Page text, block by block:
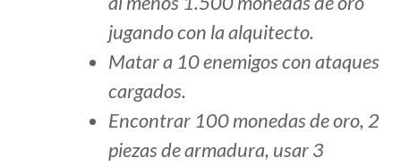
jugando con la alquitecto.
Matar a 10 enemigos con ataques
cargados.
Encontrar 100 monedas de oro, 2
piezas de armadura, usar 3